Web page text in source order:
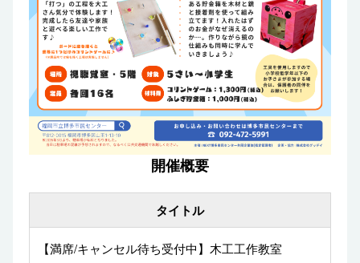
開催概要
タイトル
【満席/キャンセル待ち受付中】木工工作教室